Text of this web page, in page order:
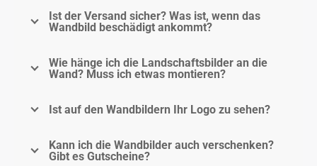
Ist der Versand sicher? Was ist, wenn das
Wandbild beschädigt ankommt?
Wie hänge ich die Landschaftsbilder an die
Wand? Muss ich etwas montieren?
Ist auf den Wandbildern Ihr Logo zu sehen?
Kann ich die Wandbilder auch verschenken?
Gibt es Gutscheine?